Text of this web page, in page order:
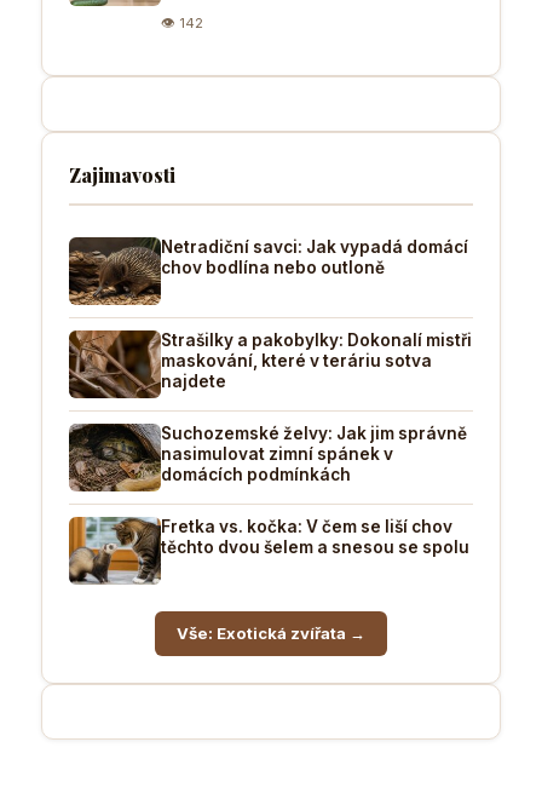
👁 142
Zajimavosti
Netradiční savci: Jak vypadá domácí
chov bodlína nebo outloně
Strašilky a pakobylky: Dokonalí mistři
maskování, které v teráriu sotva
najdete
Suchozemské želvy: Jak jim správně
nasimulovat zimní spánek v
domácích podmínkách
Fretka vs. kočka: V čem se liší chov
těchto dvou šelem a snesou se spolu
Vše: Exotická zvířata →